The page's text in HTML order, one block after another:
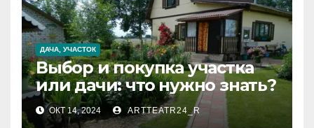
ДАЧА, УЧАСТОК
Выбор и покупка участка
или дачи: что нужно знать?
ОКТ 14, 2024 ARTTEATR24_R